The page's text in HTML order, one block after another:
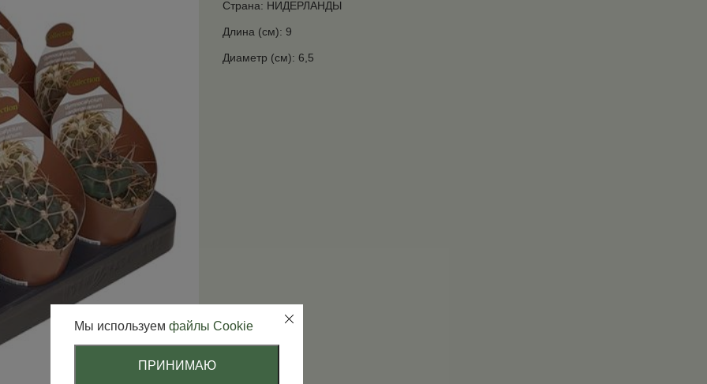
Страна: НИДЕРЛАНДЫ
Длина (см): 9
Диаметр (см): 6,5
Мы используем файлы Cookie
ПРИНИМАЮ